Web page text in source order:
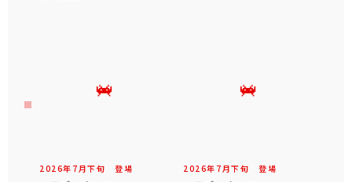
2026年 7 月下旬 登場 2026年 7 月下旬 登場